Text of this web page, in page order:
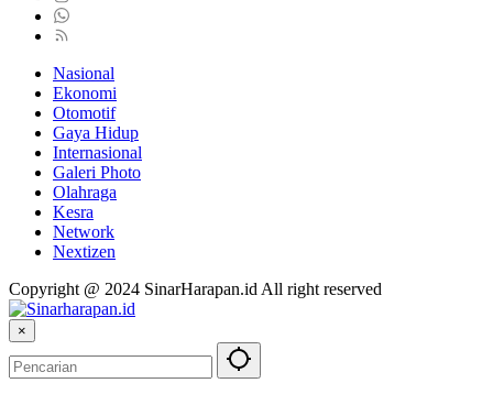
Nasional
Ekonomi
Otomotif
Gaya Hidup
Internasional
Galeri Photo
Olahraga
Kesra
Network
Nextizen
Copyright @ 2024 SinarHarapan.id All right reserved
×